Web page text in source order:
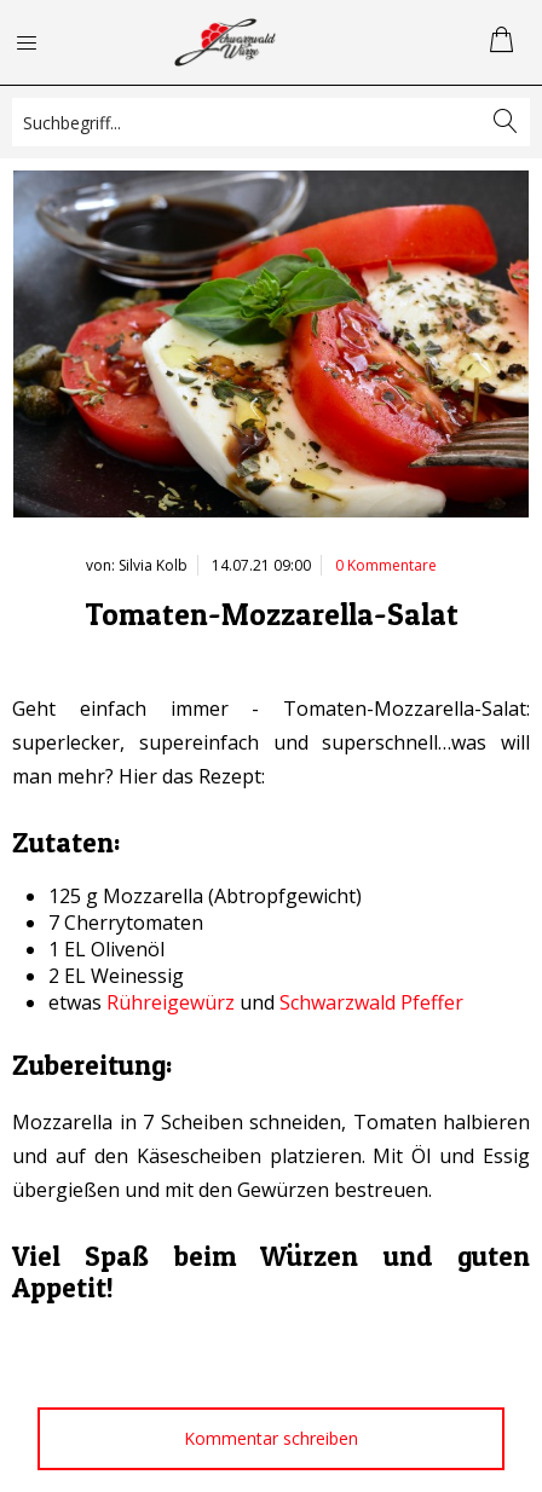
Tomaten-Mozzarella-Salat
von: Silvia Kolb 14.07.21 09:00 0 Kommentare
Tomaten-Mozzarella-Salat
Geht einfach immer - Tomaten-Mozzarella-Salat:
superlecker, supereinfach und superschnell…was will
man mehr? Hier das Rezept:
Zutaten:
125 g Mozzarella (Abtropfgewicht)
7 Cherrytomaten
1 EL Olivenöl
2 EL Weinessig
etwas Rühreigewürz und Schwarzwald Pfeffer
Zubereitung:
Mozzarella in 7 Scheiben schneiden, Tomaten halbieren
und auf den Käsescheiben platzieren. Mit Öl und Essig
übergießen und mit den Gewürzen bestreuen.
Viel Spaß beim Würzen und guten
Appetit!
Kommentar schreiben